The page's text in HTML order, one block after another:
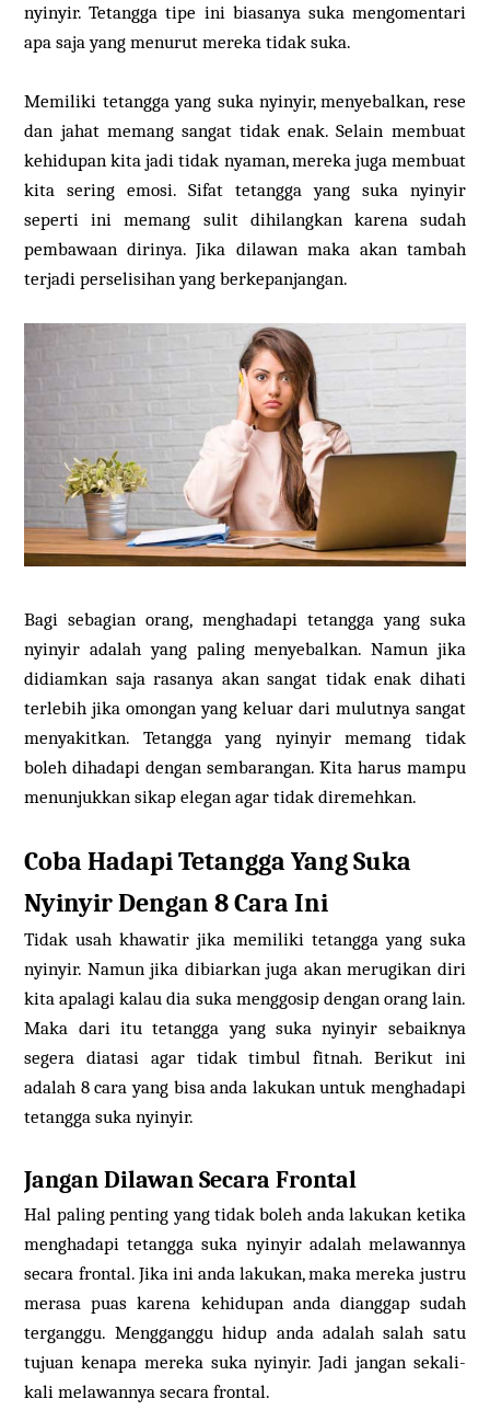
nyinyir. Tetangga tipe ini biasanya suka mengomentari
apa saja yang menurut mereka tidak suka.
Memiliki tetangga yang suka nyinyir, menyebalkan, rese
dan jahat memang sangat tidak enak. Selain membuat
kehidupan kita jadi tidak nyaman, mereka juga membuat
kita sering emosi. Sifat tetangga yang suka nyinyir
seperti ini memang sulit dihilangkan karena sudah
pembawaan dirinya. Jika dilawan maka akan tambah
terjadi perselisihan yang berkepanjangan.
Bagi sebagian orang, menghadapi tetangga yang suka
nyinyir adalah yang paling menyebalkan. Namun jika
didiamkan saja rasanya akan sangat tidak enak dihati
terlebih jika omongan yang keluar dari mulutnya sangat
menyakitkan. Tetangga yang nyinyir memang tidak
boleh dihadapi dengan sembarangan. Kita harus mampu
menunjukkan sikap elegan agar tidak diremehkan.
Coba Hadapi Tetangga Yang Suka
Nyinyir Dengan 8 Cara Ini
Tidak usah khawatir jika memiliki tetangga yang suka
nyinyir. Namun jika dibiarkan juga akan merugikan diri
kita apalagi kalau dia suka menggosip dengan orang lain.
Maka dari itu tetangga yang suka nyinyir sebaiknya
segera diatasi agar tidak timbul fitnah. Berikut ini
adalah 8 cara yang bisa anda lakukan untuk menghadapi
tetangga suka nyinyir.
Jangan Dilawan Secara Frontal
Hal paling penting yang tidak boleh anda lakukan ketika
menghadapi tetangga suka nyinyir adalah melawannya
secara frontal. Jika ini anda lakukan, maka mereka justru
merasa puas karena kehidupan anda dianggap sudah
terganggu. Mengganggu hidup anda adalah salah satu
tujuan kenapa mereka suka nyinyir. Jadi jangan sekali-
kali melawannya secara frontal.